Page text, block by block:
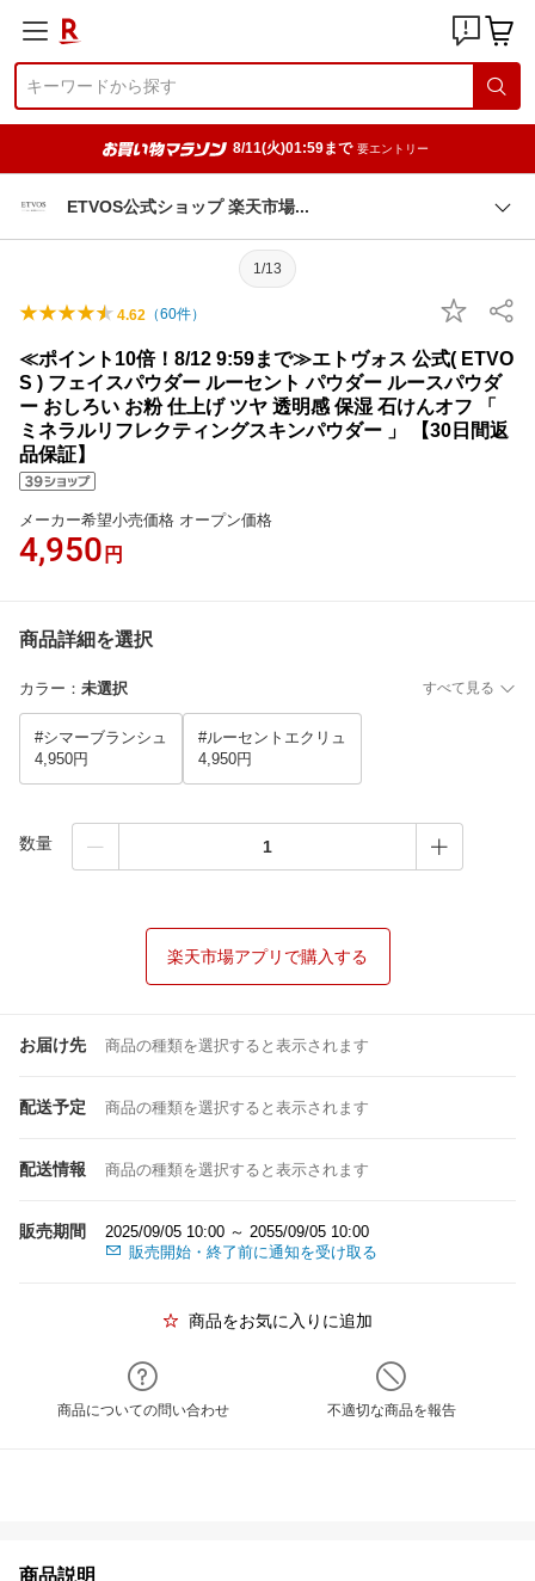
8/11(火)01:59まで 要エントリー
ETVOS公式ショップ 楽天市場
1/13
4.62 （60件）
≪ポイント10倍！8/12 9:59まで≫エトヴォス 公式( ETVO
S ) フェイスパウダー ルーセント パウダー ルースパウダ
ー おしろい お粉 仕上げ ツヤ 透明感 保湿 石けんオフ 「
ミネラルリフレクティングスキンパウダー 」 【30日間返
品保証】
メーカー希望小売価格 オープン価格
4,950 円
商品詳細を選択
カラー ： 未選択 すべて見る
#シマーブランシュ
4,950円
#ルーセントエクリュ
4,950円
数量
楽天市場アプリで購入する
お届け先 商品の種類を選択すると表示されます
配送予定 商品の種類を選択すると表示されます
配送情報 商品の種類を選択すると表示されます
販売期間
2025/09/05 10:00 ～ 2055/09/05 10:00
販売開始・終了前に通知を受け取る
商品をお気に入りに追加
商品についての問い合わせ 不適切な商品を報告
商品説明